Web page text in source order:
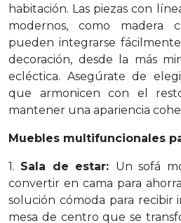
habitación. Las piezas con
modernos, como madera
pueden integrarse
decoración, desde la más
ecléctica. Asegúrate de
que armonicen con el
mantener una apariencia
Muebles multifuncionales
1. Sala de estar: Un sofá
convertir en cama para
solución cómoda para recibir
mesa de centro que se